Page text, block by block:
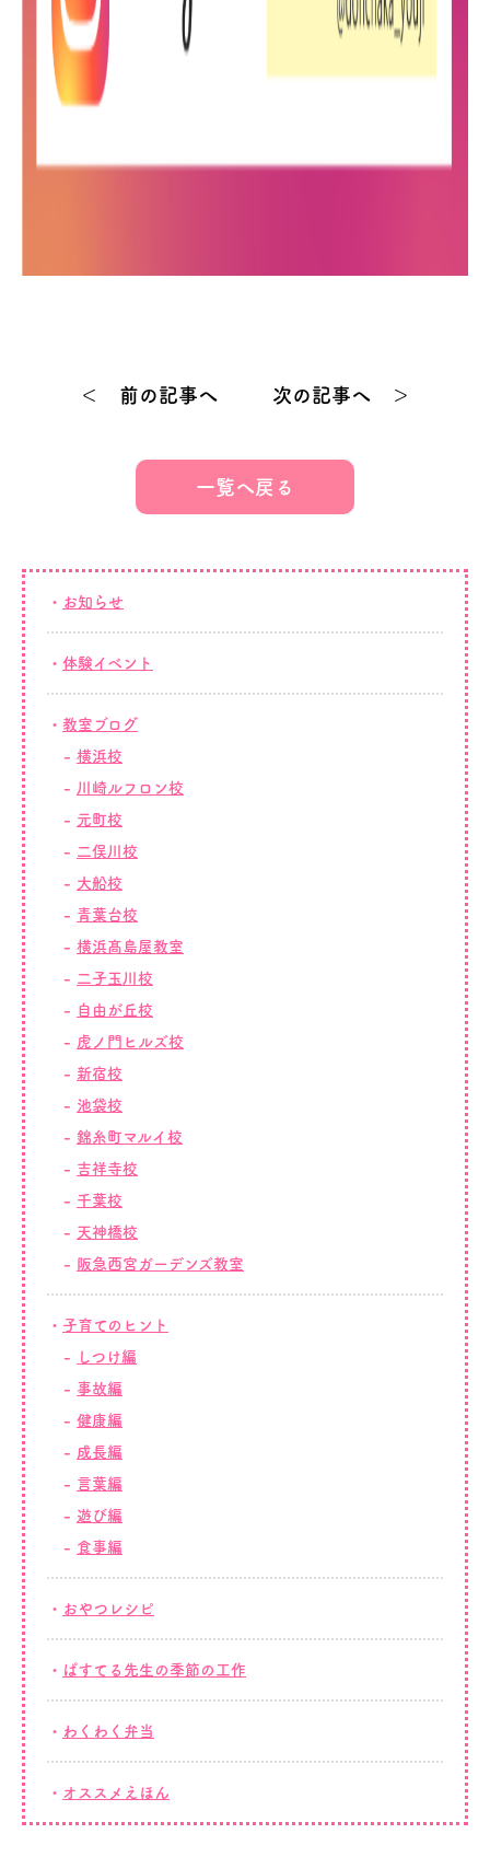
＜ 前の記事へ 次の記事へ ＞
一覧へ戻る
お知らせ
体験イベント
教室ブログ
横浜校
川崎ルフロン校
元町校
二俣川校
大船校
青葉台校
横浜髙島屋教室
二子玉川校
自由が丘校
虎ノ門ヒルズ校
新宿校
池袋校
錦糸町マルイ校
吉祥寺校
千葉校
天神橋校
阪急西宮ガーデンズ教室
子育てのヒント
しつけ編
事故編
健康編
成長編
言葉編
遊び編
食事編
おやつレシピ
ぱすてる先生の季節の工作
わくわく弁当
オススメえほん